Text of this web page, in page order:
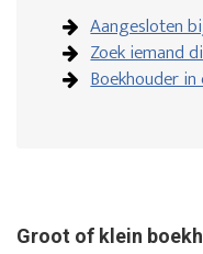
Aangesloten
Zoek iemand
Boekhouder
Groot of klein